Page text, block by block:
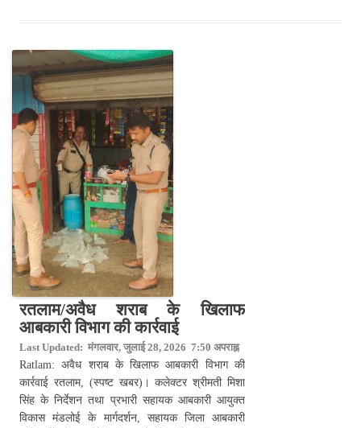
रतलाम/अवैध शराब के खिलाफ
आबकारी विभाग की कार्रवाई
Last Updated: मंगलवार, जुलाई 28, 2026 7:50 अपराह्न
Ratlam: अवैध शराब के खिलाफ आबकारी विभाग की
कार्रवाई रतलाम, (स्पष्ट खबर)। कलेक्टर श्रीमती मिशा
सिंह के निर्देशन तथा प्रभारी सहायक आबकारी आयुक्त
विकास मंडलोई के मार्गदर्शन, सहायक जिला आबकारी